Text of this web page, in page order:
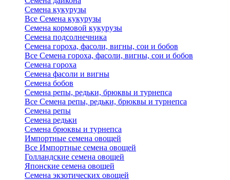
Семена кукурузы
Все Семена кукурузы
Семена кормовой кукурузы
Семена подсолнечника
Семена гороха, фасоли, вигны, сои и бобов
Все Семена гороха, фасоли, вигны, сои и бобов
Семена гороха
Семена фасоли и вигны
Семена бобов
Семена репы, редьки, брюквы и турнепса
Все Семена репы, редьки, брюквы и турнепса
Семена репы
Семена редьки
Семена брюквы и турнепса
Импортные семена овощей
Все Импортные семена овощей
Голландские семена овощей
Японские семена овощей
Семена экзотических овощей